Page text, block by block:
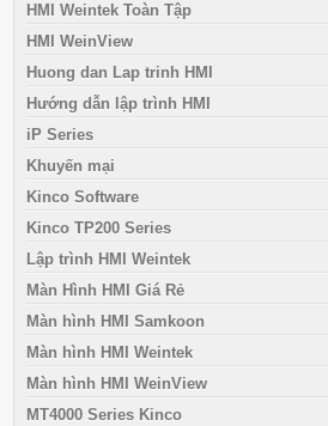
HMI Weintek Toàn Tập
HMI WeinView
Huong dan Lap trinh HMI
Hướng dẫn lập trình HMI
iP Series
Khuyến mại
Kinco Software
Kinco TP200 Series
Lập trình HMI Weintek
Màn Hình HMI Giá Rẻ
Màn hình HMI Samkoon
Màn hình HMI Weintek
Màn hình HMI WeinView
MT4000 Series Kinco